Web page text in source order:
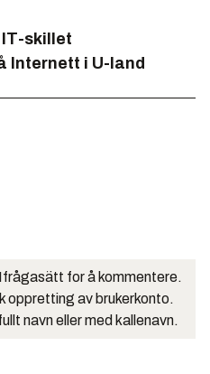
IT-skillet
Internett i U-land
for å kommentere.
oppretting av brukerkonto.
navn eller med kallenavn.